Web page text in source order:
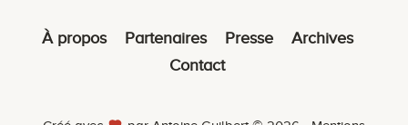
À propos Partenaires Presse
Archives
Contact